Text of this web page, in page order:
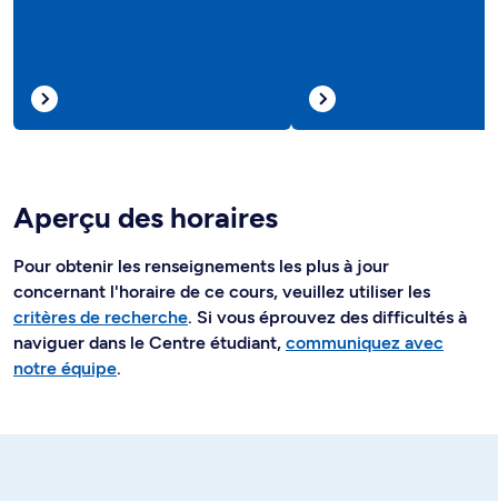
Aperçu des horaires
Pour obtenir les renseignements les plus à jour
concernant l'horaire de ce cours, veuillez utiliser les
critères de recherche. Si vous éprouvez des difficultés à
naviguer dans le Centre étudiant, communiquez avec
notre équipe.